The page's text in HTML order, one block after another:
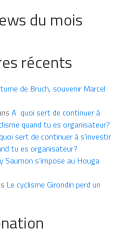
du mois
récents
de Bruch, souvenir Marcel
A quoi sert de continuer à
quand tu es organisateur?
sert de continuer à s’investir
tu es organisateur?
Saumon s’impose au Houga
Le cyclisme Girondin perd un